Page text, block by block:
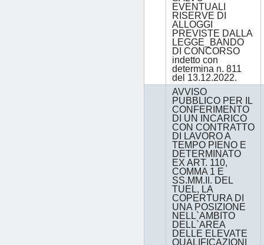
EVENTUALI
RISERVE DI
ALLOGGI
PREVISTE DALLA
LEGGE_BANDO
DI CONCORSO
indetto con
determina n. 811
del 13.12.2022.
AVVISO
PUBBLICO PER IL
CONFERIMENTO
DI UN INCARICO
CON CONTRATTO
DI LAVORO A
TEMPO PIENO E
DETERMINATO
EX ART. 110,
COMMA 1 E
SS.MM.II. DEL
TUEL, LA
COPERTURA DI
UNA POSIZIONE
NELL`AMBITO
DELL`AREA
DELLE ELEVATE
QUALIFICAZIONI